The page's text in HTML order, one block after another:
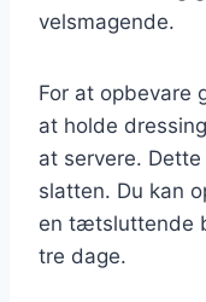
velsmagende.
For at opbevare
at holde
at servere.
slatten. Du kan
en tætsluttende
tre dage.